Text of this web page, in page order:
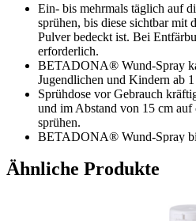
Ein- bis mehrmals täglich auf
sprühen, bis diese sichtbar mit
Pulver bedeckt ist. Bei
erforderlich.
BETADONA® Wund-Spray
Jugendlichen und Kindern ab
Sprühdose vor Gebrauch
und im Abstand von 15 cm auf
sprühen.
BETADONA® Wund-Spray
Falls erforderlich, kann darüber
Ähnliche Produkte